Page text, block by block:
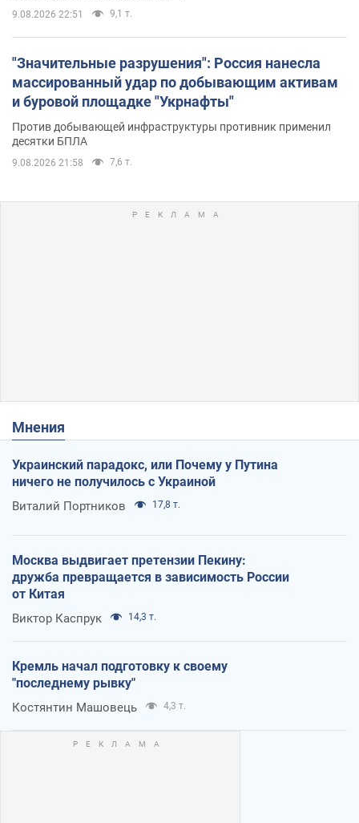
9.08.2026 22:51 9,1 т.
"Значительные разрушения": Россия нанесла
массированный удар по добывающим активам
и буровой площадке "Укрнафты"
Против добывающей инфраструктуры противник применил
десятки БПЛА
9.08.2026 21:58 7,6 т.
Мнения
Украинский парадокс, или Почему у Путина
ничего не получилось с Украиной
Виталий Портников 17,8 т.
Москва выдвигает претензии Пекину:
дружба превращается в зависимость России
от Китая
Виктор Каспрук 14,3 т.
Кремль начал подготовку к своему
"последнему рывку"
Костянтин Машовець 4,3 т.